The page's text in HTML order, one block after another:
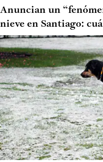
Anuncian un
nieve en Santiago: